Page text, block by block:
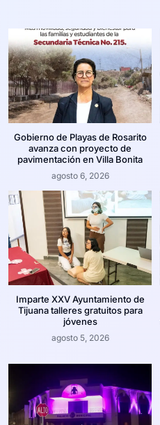
Gobierno de Playas de Rosarito
avanza con proyecto de
pavimentación en Villa Bonita
agosto 6, 2026
Imparte XXV Ayuntamiento de
Tijuana talleres gratuitos para
jóvenes
agosto 5, 2026